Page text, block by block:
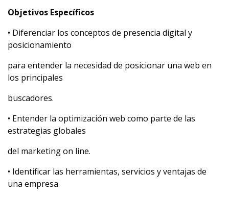
Objetivos Específicos
• Diferenciar los conceptos de presencia digital y
posicionamiento
para entender la necesidad de posicionar una web en
los principales
buscadores.
• Entender la optimización web como parte de las
estrategias globales
del marketing on line.
• Identificar las herramientas, servicios y ventajas de
una empresa